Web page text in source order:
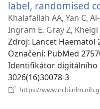
label, randomised
Khalafallah AA, Yan C,
Ingram E, Gray Z,
Zdroj‎: Lancet Haematol
Označení‎: PubMed
Identifikátor digitálního
3026(16)30078-3
https://